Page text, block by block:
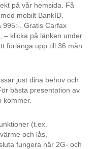
på vår hemsida. Få
mobilt BankID.
995:-. Gratis Carfax
– klicka på länken under
förlänga upp till 36 mån
just dina behov och
bästa presentation av
kommer.
(t.ex.
och lås,
fungera när 2G- och